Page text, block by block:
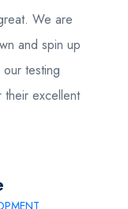
We are
and spin up
testing
excellent